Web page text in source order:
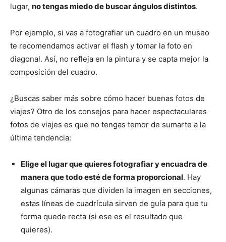
lugar, no tengas miedo de buscar ángulos distintos.
Por ejemplo, si vas a fotografiar un cuadro en un museo
te recomendamos activar el flash y tomar la foto en
diagonal. Así, no refleja en la pintura y se capta mejor la
composición del cuadro.
¿Buscas saber más sobre cómo hacer buenas fotos de
viajes? Otro de los consejos para hacer espectaculares
fotos de viajes es que no tengas temor de sumarte a la
última tendencia:
Elige el lugar que quieres fotografiar y encuadra de
manera que todo esté de forma proporcional. Hay
algunas cámaras que dividen la imagen en secciones,
estas líneas de cuadrícula sirven de guía para que tu
forma quede recta (si ese es el resultado que
quieres).